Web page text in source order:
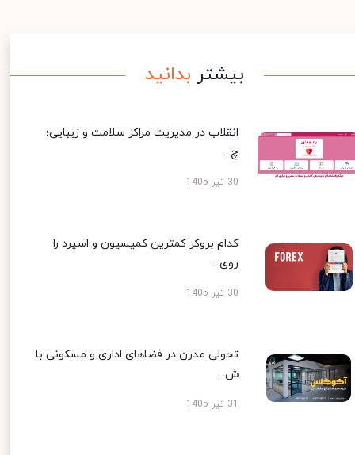
بیشتر بدانید
انقلاب در مدیریت مراکز سلامت و زیبایی؛
چ...
30 تیر 1405
کدام بروکر کمترین کمیسیون و اسپرد را
روی...
30 تیر 1405
تحولی مدرن در فضاهای اداری و مسکونی با
ش...